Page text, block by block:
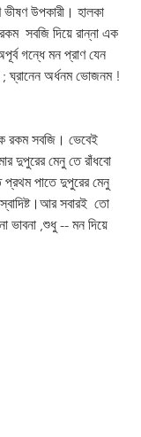
উপকারী। হালকা
সবজি দিয়ে রান্না এক
গন্ধে মন প্রাণ যেন
ঘ্রানেন অর্ধনম ভোজনম !
রকম সবজি। ভেবেই
দুপুরের মেনু তে রাঁধবো
পাতে দুপুরের মেনু
সবারই  তো
ভাবনা ,শুধু -- মন দিয়ে